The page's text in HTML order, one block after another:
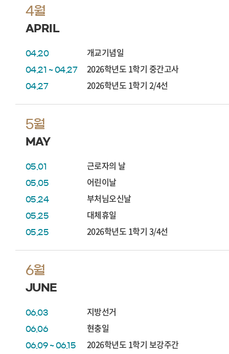
4월
APRIL
04.20 개교기념일
04.21 ~ 04.27 2026학년도 1학기 중간고사
04.27 2026학년도 1학기 2/4선
5월
MAY
05.01 근로자의 날
05.05 어린이날
05.24 부처님오신날
05.25 대체휴일
05.25 2026학년도 1학기 3/4선
6월
JUNE
06.03 지방선거
06.06 현충일
06.09 ~ 06.15 2026학년도 1학기 보강주간